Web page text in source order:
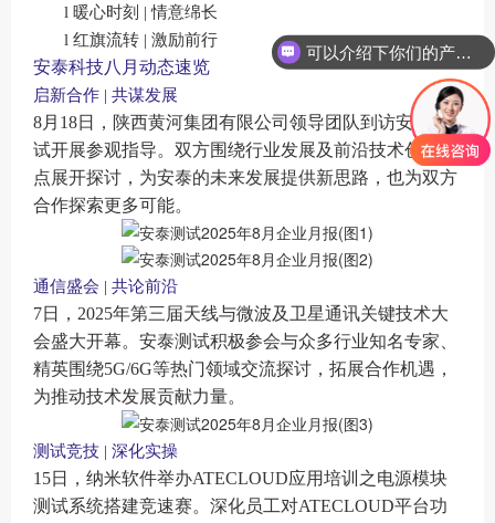
l 暖心时刻 | 情意绵长
l 红旗流转 | 激励前行
安泰科技八月动态速览
启新合作 | 共谋发展
8月18日，陕西黄河集团有限公司领导团队到访安泰测
试开展参观指导。双方围绕行业发展及前沿技术创新要
点展开探讨，为安泰的未来发展提供新思路， 也为双方
合作探索更多可能。
通信盛会 | 共论前沿
7日，2025年第三届天线与微波及卫星通讯关键技术大
会盛大开幕。安泰测试积极参会与众多行业知名专家、
精英围绕5G/6G等热门领域交流探讨，拓展合作机遇，
为推动技术发展贡献力量。
测试竞技 | 深化实操
15日，纳米软件举办ATECLOUD应用培训之电源模块
测试系统搭建竞速赛。深化员工对ATECLOUD平台功
可以介绍下你们的产品么？